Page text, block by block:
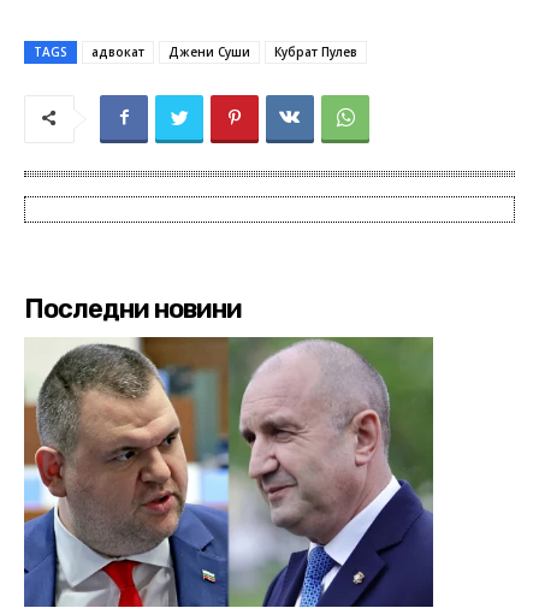
TAGS адвокат Джени Суши Кубрат Пулев
Последни новини